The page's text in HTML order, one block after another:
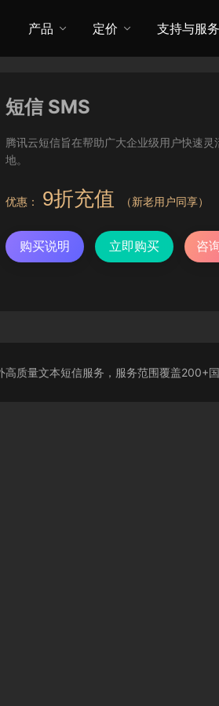
产品 定价 支持与服务
短信 SMS
腾讯云短信旨在帮助广大企业级用户快速
地。
优惠： 9折充值 （新老用户同享）
购买说明 立即购买 咨
质量文本短信服务，服务范围覆盖200+